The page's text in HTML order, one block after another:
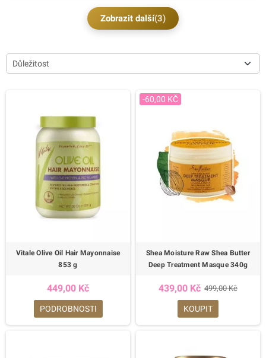
Zobrazit další(3)
Důležitost
Vitale Olive Oil Hair Mayonnaise
853 g
449,00 Kč
PODROBNOSTI
-60,00 KČ
Shea Moisture Raw Shea Butter
Deep Treatment Masque 340g
439,00 Kč 499,00 Kč
KOUPIT